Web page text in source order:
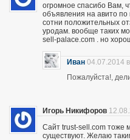
огромное спасибо Вам,
объявления на авито по
сотни положительных
уродам. вообще таких
sell-palace.com . но
Иван 04.07.2014
Пожалуйста!,
Игорь Никифоров
Сайт trust-sell.com тоже
существуют. Желаю